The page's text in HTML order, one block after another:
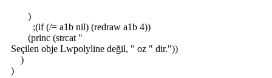
)
;(if (/= a1b nil) (redraw a1b 4))
(princ (strcat "
Seçilen obje Lwpolyline değil, " oz " dir."))
)
)